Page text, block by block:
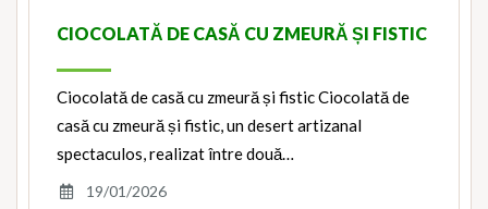
CIOCOLATĂ DE CASĂ CU ZMEURĂ ȘI FISTIC
Ciocolată de casă cu zmeură și fistic Ciocolată de
casă cu zmeură și fistic, un desert artizanal
spectaculos, realizat între două…
19/01/2026